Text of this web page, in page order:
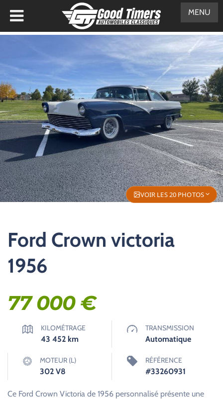
VOIR LES 20 PHOTOS
Ford Crown victoria
1956
77 000€
KILOMÉTRAGE
43 452 km
TRANSMISSION
Automatique
MOTEUR (L)
302 V8
RÉFÉRENCE
#33260931
Ce Ford Crown Victoria de 1956 personnalisé présente une
MENU